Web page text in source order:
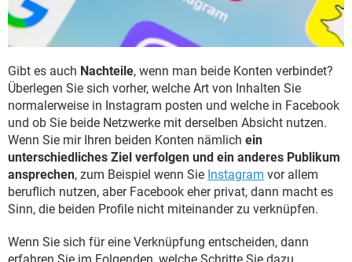
Gibt es auch Nachteile, wenn man beide Konten verbindet?
Überlegen Sie sich vorher, welche Art von Inhalten Sie
normalerweise in Instagram posten und welche in Facebook
und ob Sie beide Netzwerke mit derselben Absicht nutzen.
Wenn Sie mir Ihren beiden Konten nämlich ein
unterschiedliches Ziel verfolgen und ein anderes Publikum
ansprechen, zum Beispiel wenn Sie Instagram vor allem
beruflich nutzen, aber Facebook eher privat, dann macht es
Sinn, die beiden Profile nicht miteinander zu verknüpfen.
Wenn Sie sich für eine Verknüpfung entscheiden, dann